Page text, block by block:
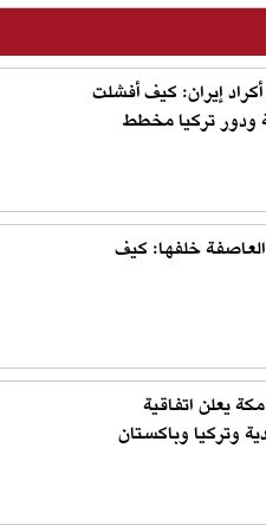
إيران: كيف أفشلت
ودور تركيا مخطط
خلفها: كيف
يعلن اتفاقية
وتركيا وباكستان